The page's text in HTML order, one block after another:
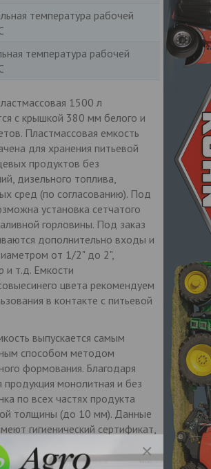
температура рабочей
температура рабочей
1500 л
с крышкой 380 мм белого и
Пластмассовая емкость
для хранения питьевой
продуктов без
дизельного топлива,
сред (по согласованию). Под
установка сетчатого
горловины. Под заказ
дополнительно входы и
от 1/2" до 2",
и т.д. Емкости
цвета рекомендуем
в контакте с питьевой
выпускается самым
способом методом
формования. Благодаря
продукция монолитная и без
по всех частях продукта
толщины (до 10 мм). Данные
гигиенический сертификат,
соответствия и могут
в диапазоне температур